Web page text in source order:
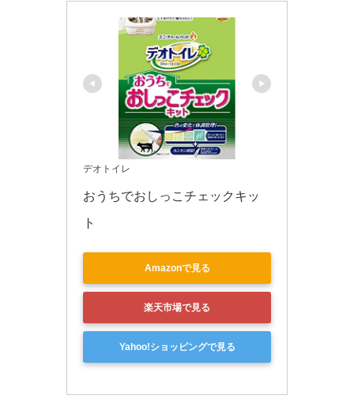
デオトイレ
おうちでおしっこチェックキッ
ト
Amazonで見る
楽天市場で見る
Yahoo!ショッピングで見る